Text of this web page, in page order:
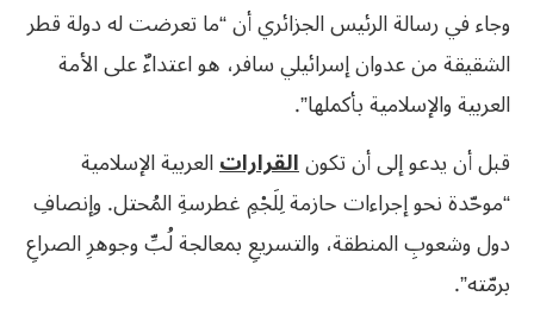
وجاء في رسالة الرئيس الجزائري أن “ما تعرضت له دولة قطر
الشقيقة من عدوان إسرائيلي سافر، هو اعتداءٌ على الأمة
العربية والإسلامية بأكملها”.
قبل أن يدعو إلى أن تكونالقراراتالعربية الإسلامية
“موحّدة نحو إجراءات حازمة لِلَجْمِ غطرسةِ المُحتل. وإنصافِ
دول وشعوبِ المنطقة، والتسريعِ بمعالجة لُبِّ وجوهرِ الصراعِ
برمّته”.